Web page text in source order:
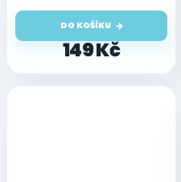
nabíjení PodsPad, 5W,
bílá
149 Kč
DO KOŠÍKU